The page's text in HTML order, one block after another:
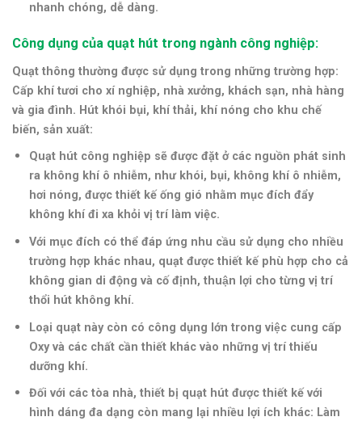
nhanh chóng, dễ dàng.
Công dụng của quạt hút trong ngành công nghiệp:
Quạt thông thường được sử dụng trong những trường hợp:
Cấp khí tươi cho xí nghiệp, nhà xưởng, khách sạn, nhà hàng
và gia đình. Hút khói bụi, khí thải, khí nóng cho khu chế
biến, sản xuất:
Quạt hút công nghiệp sẽ được đặt ở các nguồn phát sinh
ra không khí ô nhiễm, như khói, bụi, không khí ô nhiễm,
hơi nóng, được thiết kế ống gió nhằm mục đích đẩy
không khí đi xa khỏi vị trí làm việc.
Với mục đích có thể đáp ứng nhu cầu sử dụng cho nhiều
trường hợp khác nhau, quạt được thiết kế phù hợp cho cả
không gian di động và cố định, thuận lợi cho từng vị trí
thổi hút không khí.
Loại quạt này còn có công dụng lớn trong việc cung cấp
Oxy và các chất cần thiết khác vào những vị trí thiếu
dưỡng khí.
Đối với các tòa nhà, thiết bị quạt hút được thiết kế với
hình dáng đa dạng còn mang lại nhiều lợi ích khác: Làm